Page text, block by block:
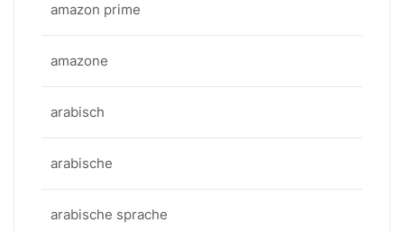
amazon prime
amazone
arabisch
arabische
arabische sprache